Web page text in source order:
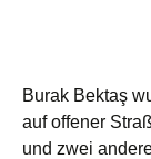
Burak Bektaş
auf offener
und zwei